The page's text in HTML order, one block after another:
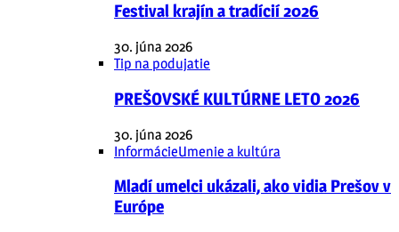
Festival krajín a tradícií 2026
30. júna 2026
Tip na podujatie
PREŠOVSKÉ KULTÚRNE LETO 2026
30. júna 2026
InformácieUmenie a kultúra
Mladí umelci ukázali, ako vidia Prešov v
Európe